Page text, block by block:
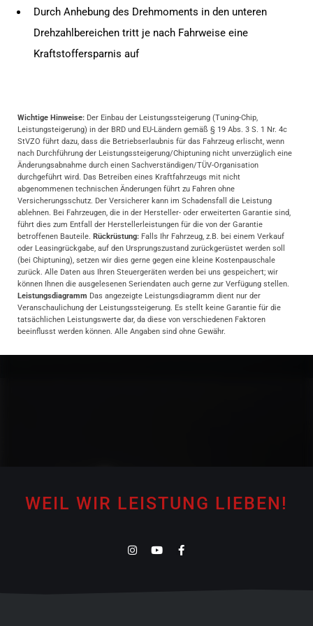
Durch Anhebung des Drehmoments in den unteren
Drehzahlbereichen tritt je nach Fahrweise eine
Kraftstoffersparnis auf
Wichtige Hinweise: Der Einbau der Leistungssteigerung (Tuning-Chip,
Leistungsteigerung) in der BRD und EU-Ländern gemäß § 19 Abs. 3 S. 1 Nr. 4c
StVZO führt dazu, dass die Betriebserlaubnis für das Fahrzeug erlischt, wenn
nach Durchführung der Leistungssteigerung/Chiptuning nicht unverzüglich eine
Änderungsabnahme durch einen Sachverständigen/TÜV-Organisation
durchgeführt wird. Das Betreiben eines Kraftfahrzeugs mit nicht
abgenommenen technischen Änderungen führt zu Fahren ohne
Versicherungsschutz. Der Versicherer kann im Schadensfall die Leistung
ablehnen. Bei Fahrzeugen, die in der Hersteller- oder erweiterten Garantie sind,
führt dies zum Entfall der Herstellerleistungen für die von der Garantie
betroffenen Bauteile. Rückrüstung: Falls Ihr Fahrzeug, z.B. bei einem Verkauf
oder Leasingrückgabe, auf den Ursprungszustand zurückgerüstet werden soll
(bei Chiptuning), setzen wir dies gerne gegen eine kleine Kostenpauschale
zurück. Alle Daten aus Ihren Steuergeräten werden bei uns gespeichert; wir
können Ihnen die ausgelesenen Seriendaten auch gerne zur Verfügung stellen.
Leistungsdiagramm Das angezeigte Leistungsdiagramm dient nur der
Veranschaulichung der Leistungssteigerung. Es stellt keine Garantie für die
tatsächlichen Leistungswerte dar, da diese von verschiedenen Faktoren
beeinflusst werden können. Alle Angaben sind ohne Gewähr.
WEIL WIR LEISTUNG LIEBEN!